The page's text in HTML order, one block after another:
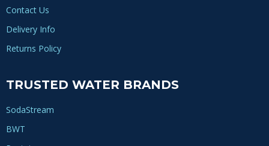
Contact Us
Delivery Info
Returns Policy
TRUSTED WATER BRANDS
SodaStream
BWT